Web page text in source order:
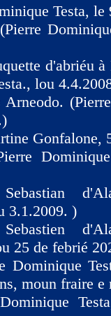
Testa, le
d'abriéu
lou
Arneodo.
Gonfalone,
3.1.2009. )
25 de febrié
Dominique
moun fraire e